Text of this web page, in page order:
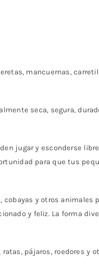
mancuernas,
seca, segura,
jugar y esconderse
para que tus
y otros animales
y feliz. La forma
pájaros, roedores y